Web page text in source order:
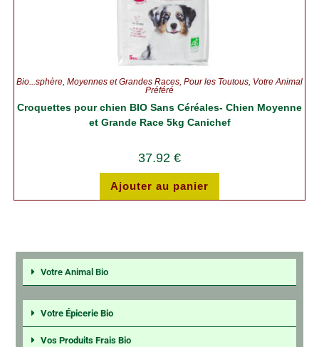
Bio...sphère, Moyennes et Grandes Races, Pour les Toutous, Votre Animal
Préféré
Croquettes pour chien BIO Sans Céréales- Chien Moyenne
et Grande Race 5kg Canichef
37.92 €
Ajouter au panier
Votre Animal Bio
Votre Épicerie Bio
Vos Produits Frais Bio